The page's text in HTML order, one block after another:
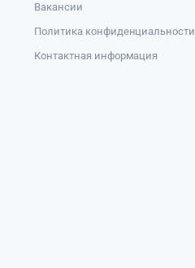
Вакансии
Политика конфиденциальности
Контактная информация